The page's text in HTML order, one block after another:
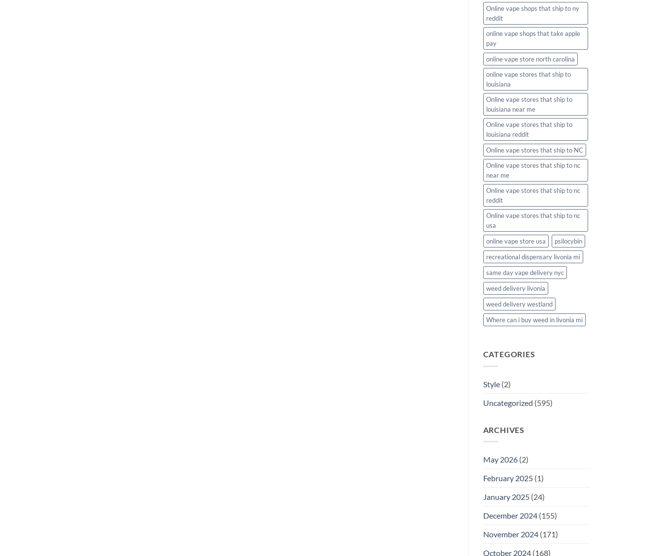
Online vape shops that ship to ny
reddit
online vape shops that take apple
pay
online vape store north carolina
online vape stores that ship to
louisiana
Online vape stores that ship to
louisiana near me
Online vape stores that ship to
louisiana reddit
Online vape stores that ship to NC
Online vape stores that ship to nc
near me
Online vape stores that ship to nc
reddit
Online vape stores that ship to nc
usa
online vape store usa
psilocybin
recreational dispensary livonia mi
same day vape delivery nyc
weed delivery livonia
weed delivery westland
Where can i buy weed in livonia mi
CATEGORIES
Style(2)
Uncategorized (595)
ARCHIVES
May 2026(2)
February 2025(1)
January 2025(24)
December 2024(155)
November 2024(171)
October 2024(168)